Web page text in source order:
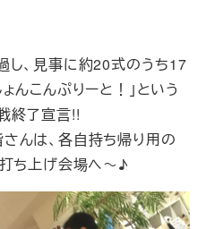
し、見事に約20式のうち17
んこんぷりーと！」という
終了宣言!!
んは、各自持ち帰り用の
ち上げ会場へ～♪